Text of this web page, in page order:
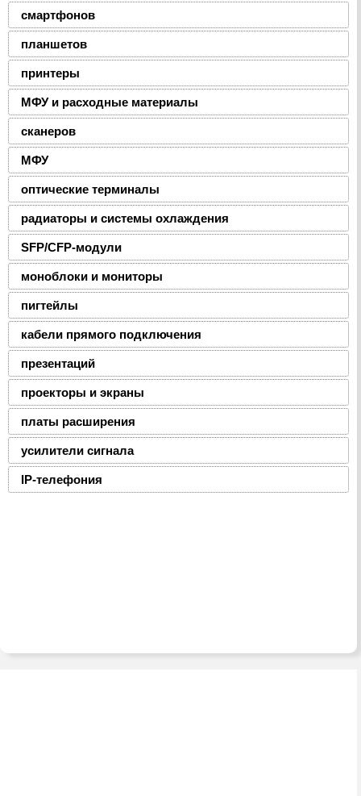
смартфонов
планшетов
принтеры
МФУ и расходные материалы
сканеров
МФУ
оптические терминалы
радиаторы и системы охлаждения
SFP/CFP-модули
моноблоки и мониторы
пигтейлы
кабели прямого подключения
презентаций
проекторы и экраны
платы расширения
усилители сигнала
IP-телефония